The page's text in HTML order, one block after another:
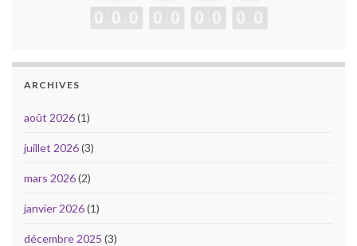
ARCHIVES
août 2026(1)
juillet 2026(3)
mars 2026(2)
janvier 2026(1)
décembre 2025 (3)